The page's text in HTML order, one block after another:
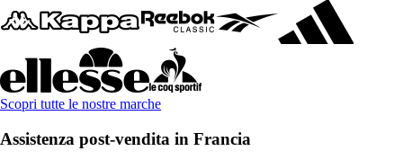
Scopri tutte le nostre marche
Assistenza post-vendita in Francia